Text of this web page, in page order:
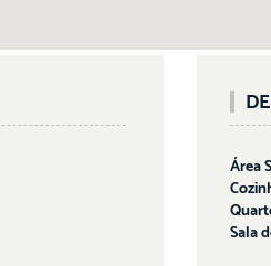
Área
Sala